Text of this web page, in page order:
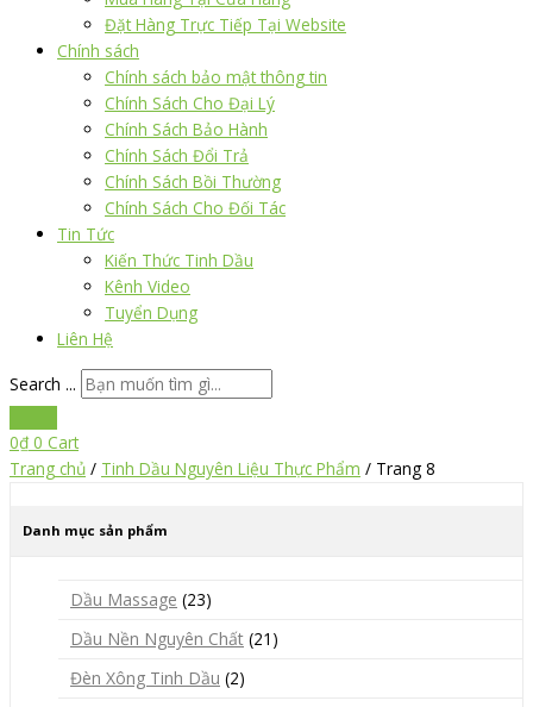
Đặt Hàng Trực Tiếp Tại Website
Chính sách
Chính sách bảo mật thông tin
Chính Sách Cho Đại Lý
Chính Sách Bảo Hành
Chính Sách Đổi Trả
Chính Sách Bồi Thường
Chính Sách Cho Đối Tác
Tin Tức
Kiến Thức Tinh Dầu
Kênh Video
Tuyển Dụng
Liên Hệ
Search ...
0₫ 0 Cart
Trang chủ / Tinh Dầu Nguyên Liệu Thực Phẩm / Trang 8
Danh mục sản phẩm
Dầu Massage (23)
Dầu Nền Nguyên Chất (21)
Đèn Xông Tinh Dầu (2)